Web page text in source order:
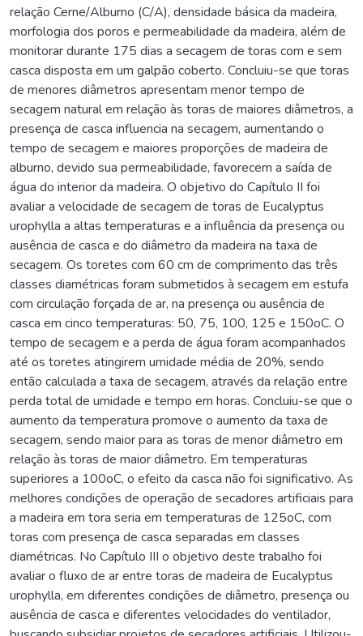
relação Cerne/Alburno (C/A), densidade básica da madeira,
morfologia dos poros e permeabilidade da madeira, além de
monitorar durante 175 dias a secagem de toras com e sem
casca disposta em um galpão coberto. Concluiu-se que toras
de menores diâmetros apresentam menor tempo de
secagem natural em relação às toras de maiores diâmetros, a
presença de casca influencia na secagem, aumentando o
tempo de secagem e maiores proporções de madeira de
alburno, devido sua permeabilidade, favorecem a saída de
água do interior da madeira. O objetivo do Capítulo II foi
avaliar a velocidade de secagem de toras de Eucalyptus
urophylla a altas temperaturas e a influência da presença ou
ausência de casca e do diâmetro da madeira na taxa de
secagem. Os toretes com 60 cm de comprimento das três
classes diamétricas foram submetidos à secagem em estufa
com circulação forçada de ar, na presença ou ausência de
casca em cinco temperaturas: 50, 75, 100, 125 e 150oC. O
tempo de secagem e a perda de água foram acompanhados
até os toretes atingirem umidade média de 20%, sendo
então calculada a taxa de secagem, através da relação entre
perda total de umidade e tempo em horas. Concluiu-se que o
aumento da temperatura promove o aumento da taxa de
secagem, sendo maior para as toras de menor diâmetro em
relação às toras de maior diâmetro. Em temperaturas
superiores a 100oC, o efeito da casca não foi significativo. As
melhores condições de operação de secadores artificiais para
a madeira em tora seria em temperaturas de 125oC, com
toras com presença de casca separadas em classes
diamétricas. No Capítulo III o objetivo deste trabalho foi
avaliar o fluxo de ar entre toras de madeira de Eucalyptus
urophylla, em diferentes condições de diâmetro, presença ou
ausência de casca e diferentes velocidades do ventilador,